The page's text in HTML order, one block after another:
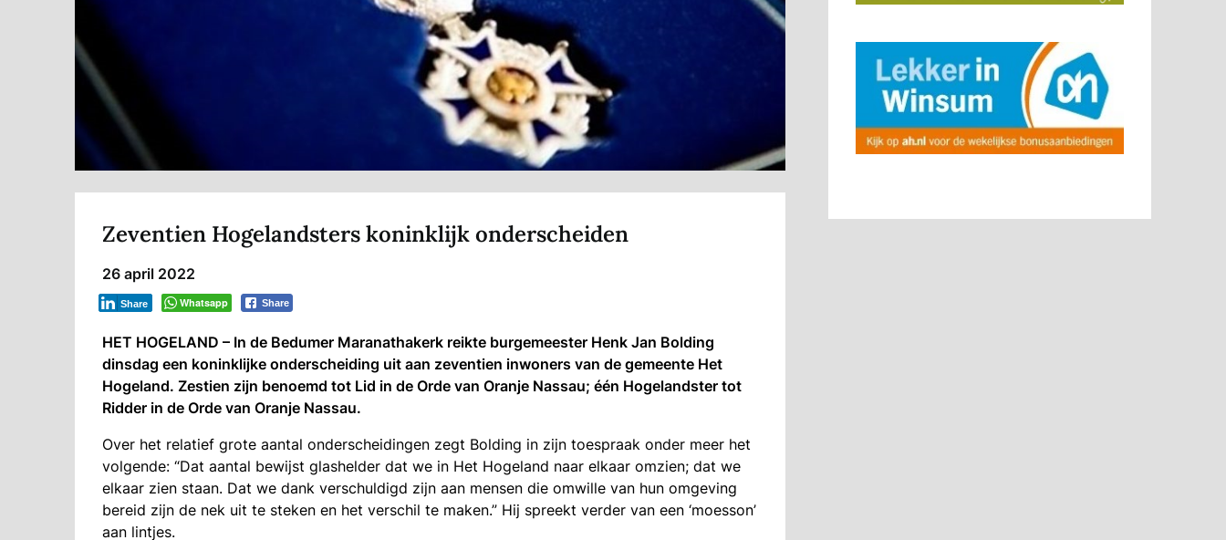
Zeventien Hogelandsters koninklijk onderscheiden
26 april 2022
Whatsapp Share
Share
HET HOGELAND – In de Bedumer Maranathakerk reikte burgemeester Henk Jan Bolding
dinsdag een koninklijke onderscheiding uit aan zeventien inwoners van de gemeente Het
Hogeland. Zestien zijn benoemd tot Lid in de Orde van Oranje Nassau; één Hogelandster tot
Ridder in de Orde van Oranje Nassau.
Over het relatief grote aantal onderscheidingen zegt Bolding in zijn toespraak onder meer het
volgende: “Dat aantal bewijst glashelder dat we in Het Hogeland naar elkaar omzien; dat we
elkaar zien staan. Dat we dank verschuldigd zijn aan mensen die omwille van hun omgeving
bereid zijn de nek uit te steken en het verschil te maken.” Hij spreekt verder van een ‘moesson’
aan lintjes.